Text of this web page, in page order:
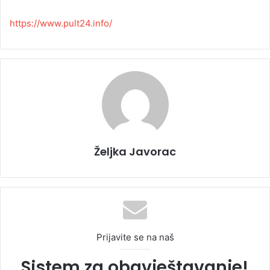
https://www.pult24.info/
Željka Javorac
Prijavite se na naš